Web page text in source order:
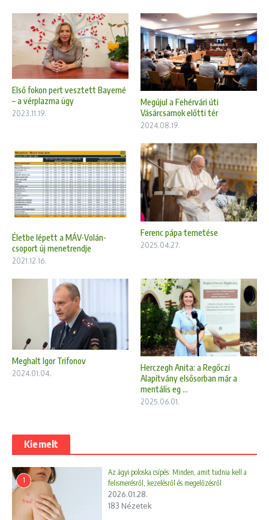
Első fokon pert vesztett Bayerné
– a vérplazma ügy
2023.11.19.
Megújul a Fehérvári úti
Vásárcsarnok előtti tér
2024.08.19.
Életbe lépett a MÁV-Volán-
csoport új menetrendje
2021.12.16.
Ferenc pápa temetése
2025.04.27.
Meghalt Igor Trifonov
2024.01.04.
Herczegh Anita: a Regőczi
Alapítvány elsősorban már a
mentális eg ...
2025.06.01.
Kiemelt
1
Az ágyi poloska csípés: Minden, amit tudnia kell a
felismerésről, kezelésről és megelőzésről
2026.01.28.
183 Nézetek